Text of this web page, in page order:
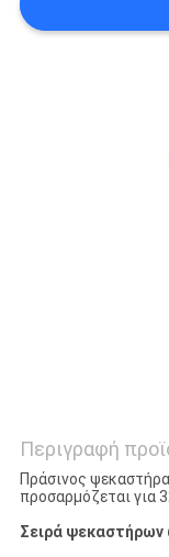
PRIVACY
Περιγραφή
Πράσινος
προσαρμόζεται για
Σειρά